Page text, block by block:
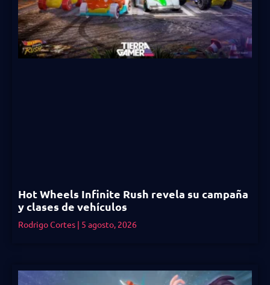
Hot Wheels Infinite Rush revela su campaña
y clases de vehículos
Rodrigo Cortes 5 agosto, 2026